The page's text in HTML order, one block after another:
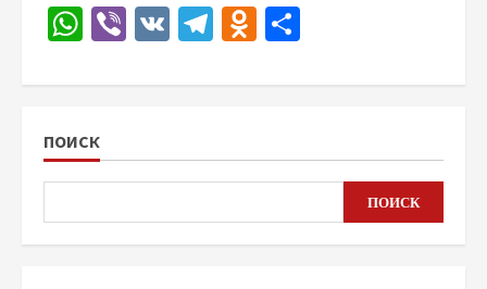
WhatsApp
Viber
VK Telegram
Odnoklassniki
ПОИСК
ПОИСК